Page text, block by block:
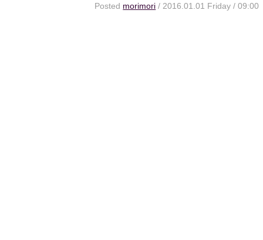
Posted morimori / 2016.01.01 Friday / 09:00